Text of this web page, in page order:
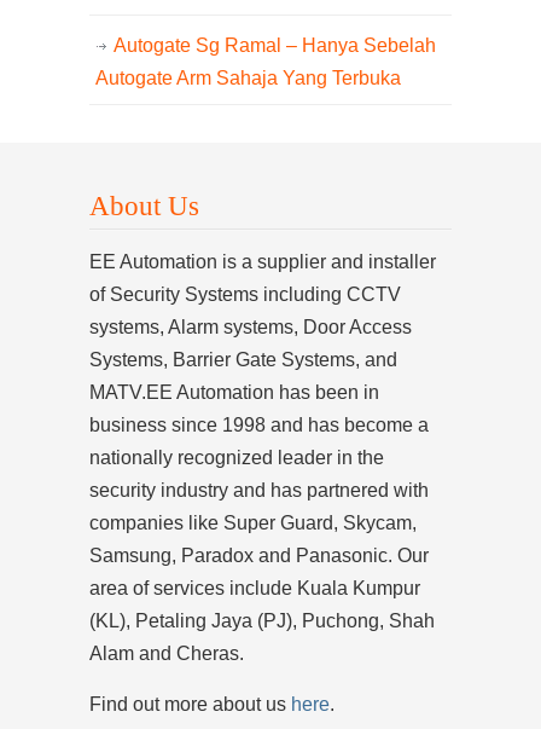
Autogate Sg Ramal – Hanya Sebelah
Autogate Arm Sahaja Yang Terbuka
About Us
EE Automation is a supplier and installer
of Security Systems including CCTV
systems, Alarm systems, Door Access
Systems, Barrier Gate Systems, and
MATV.EE Automation has been in
business since 1998 and has become a
nationally recognized leader in the
security industry and has partnered with
companies like Super Guard, Skycam,
Samsung, Paradox and Panasonic. Our
area of services include Kuala Kumpur
(KL), Petaling Jaya (PJ), Puchong, Shah
Alam and Cheras.
Find out more about us here.